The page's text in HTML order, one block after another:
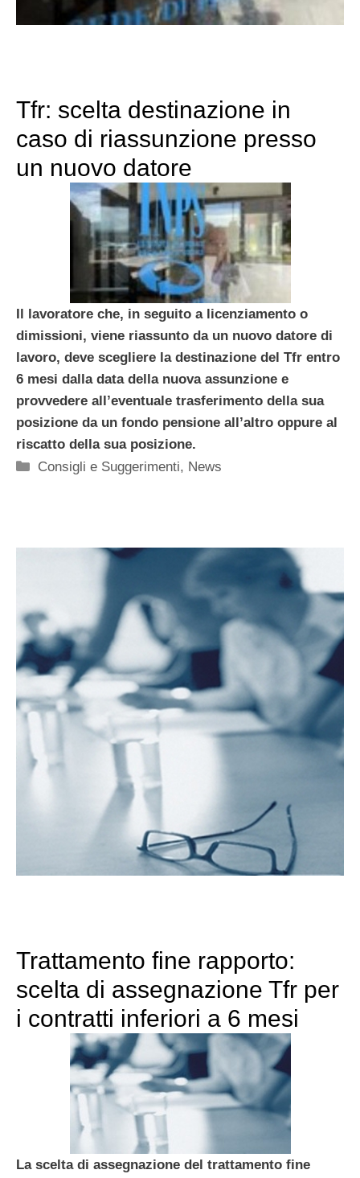
Tfr: scelta destinazione in
caso di riassunzione presso
un nuovo datore
Il lavoratore che, in seguito a licenziamento o
dimissioni, viene riassunto da un nuovo datore di
lavoro, deve scegliere la destinazione del Tfr entro
6 mesi dalla data della nuova assunzione e
provvedere all’eventuale trasferimento della sua
posizione da un fondo pensione all’altro oppure al
riscatto della sua posizione.
Categorie
Consigli e Suggerimenti, News
Trattamento fine rapporto:
scelta di assegnazione Tfr per
i contratti inferiori a 6 mesi
La scelta di assegnazione del trattamento fine